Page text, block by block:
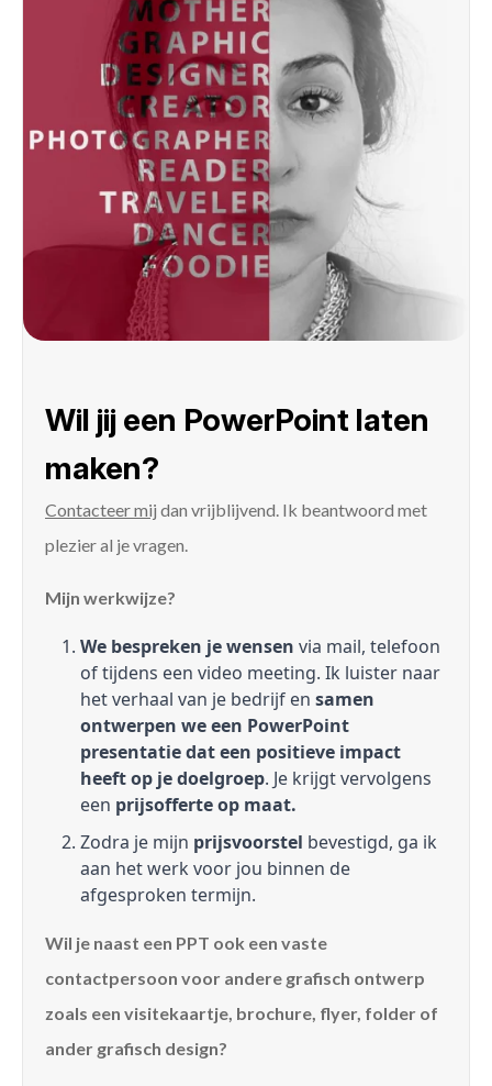
Wil jij een PowerPoint laten
maken?
Contacteer mij dan vrijblijvend. Ik beantwoord met
plezier al je vragen.
Mijn werkwijze?
We bespreken je wensen via mail, telefoon
of tijdens een video meeting. Ik luister naar
het verhaal van je bedrijf en samen
ontwerpen we een PowerPoint
presentatie dat een positieve impact
heeft op je doelgroep. Je krijgt vervolgens
een prijsofferte op maat.
Zodra je mijn prijsvoorstel bevestigd, ga ik
aan het werk voor jou binnen de
afgesproken termijn.
Wil je naast een PPT ook een vaste
contactpersoon voor andere grafisch ontwerp
zoals een visitekaartje, brochure, flyer, folder of
ander grafisch design?